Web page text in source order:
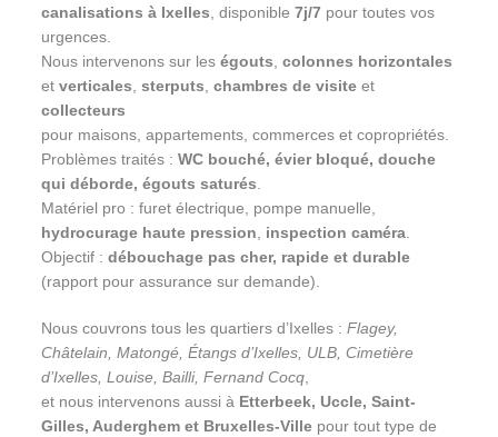
canalisations à Ixelles , disponible7j/7 pour toutes vos
urgences.
Nous intervenons sur leségouts ,colonnes horizontales
etverticales ,sterputs ,chambres de visite et
collecteurs
pour maisons, appartements, commerces et copropriétés.
Problèmes traités :WC bouché, évier bloqué, douche
qui déborde, égouts saturés
Matériel pro : furet électrique, pompe manuelle,
hydrocurage haute pression
inspection caméra
Objectif :débouchage pas cher, rapide et durable
(rapport pour assurance sur demande).
Nous couvrons tous les quartiers d’Ixelles :Flagey,
Châtelain, Matongé, Étangs d’Ixelles, ULB, Cimetière
d’Ixelles, Louise, Bailli, Fernand Cocq
et nous intervenons aussi à Etterbeek, Uccle, Saint-
Gilles, Auderghem et Bruxelles-Ville pour tout type de